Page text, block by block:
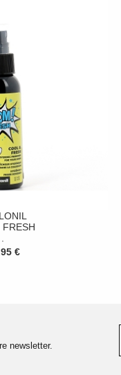
FRESH
€
newsletter.